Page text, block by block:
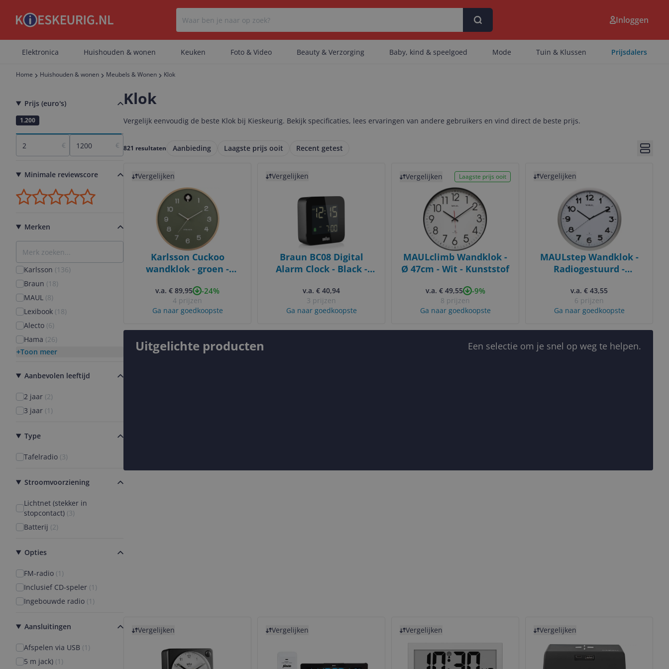
Er zijn geen artikelen gevonden.
Inloggen
Elektronica Huishouden & wonen Keuken Foto & Video Beauty & Verzorging Baby, kind & speelgoed Mode Tuin & Klussen Prijsdalers
Home Huishouden & wonen Meubels & Wonen Klok
Prijs (euro's)
21.200
€ €
Minimale reviewscore
Merken
Karlsson (136)
Braun (18)
MAUL (8)
Lexibook (18)
Alecto (6)
Hama (26)
Toon meer
Aanbevolen leeftijd
2 jaar (2)
3 jaar (1 )
Type
Tafelradio (3)
Stroomvoorziening
Lichtnet (stekker in
stopcontact) (3)
Batterij (2)
Opties
FM-radio (1 )
Inclusief CD-speler (1 )
Ingebouwde radio (1 )
Aansluitingen
Afspelen via USB (1 )
5 m jack) (1 )
Klok
Vergelijk eenvoudig de beste Klok bij Kieskeurig. Bekijk specificaties, lees ervaringen van andere gebruikers en vind direct de beste prijs.
821 resultaten Aanbieding Laagste prijs ooit Recent getest
Vergelijken
Karlsson Cuckoo
wandklok - groen -
v.a. € 89,95 -24%
4 prijzen
Ga naar goedkoopste
Vergelijken
Braun BC08 Digital
Alarm Clock - Black -
- LCD
v.a. € 40,94
3 prijzen
Ga naar goedkoopste
Vergelijken Laagste prijs ooit
MAULclimb Wandklok -
Ø 47cm - Wit - Kunststof
v.a. € 49,55 -9%
8 prijzen
Ga naar goedkoopste
Vergelijken
MAULstep Wandklok -
Radiogestuurd -
v.a. € 43,55
6 prijzen
Ga naar goedkoopste
Uitgelichte producten Een selectie om je snel op weg te helpen.
Vergelijken Vergelijken Vergelijken Vergelijken